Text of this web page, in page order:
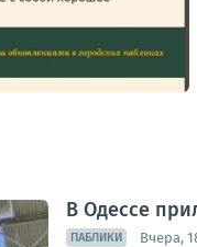
В Одессе
ПАБЛИКИ Вчера,